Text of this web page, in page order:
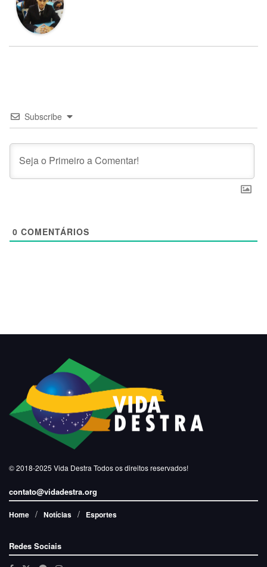
Subscribe
0 COMENTÁRIOS
© 2018-2025 Vida Destra Todos os direitos reservados!
contato@vidadestra.org
Home Notícias Esportes
Redes Sociais